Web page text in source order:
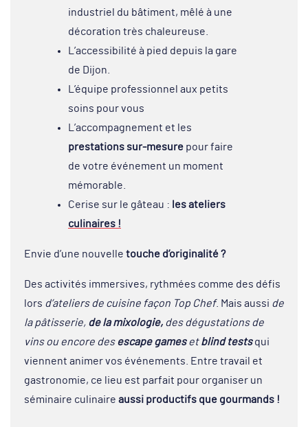
industriel du bâtiment, mêlé à une
décoration très chaleureuse.
L’accessibilité à pied depuis la gare
de Dijon.
L’équipe professionnel aux petits
soins pour vous
L’accompagnement et les
prestations sur-mesure pour faire
de votre événement un moment
mémorable.
Cerise sur le gâteau : les ateliers
culinaires !
Envie d’une nouvelle touche d’originalité ?
Des activités immersives, rythmées comme des défis
lors d’ateliers de cuisine façon Top Chef. Mais aussi de
la pâtisserie, de la mixologie, des dégustations de
vins ou encore desescape gamesetblind testsqui
viennent animer vos événements. Entre travail et
gastronomie, ce lieu est parfait pour organiser un
séminaire culinaire aussi productifs que gourmands !